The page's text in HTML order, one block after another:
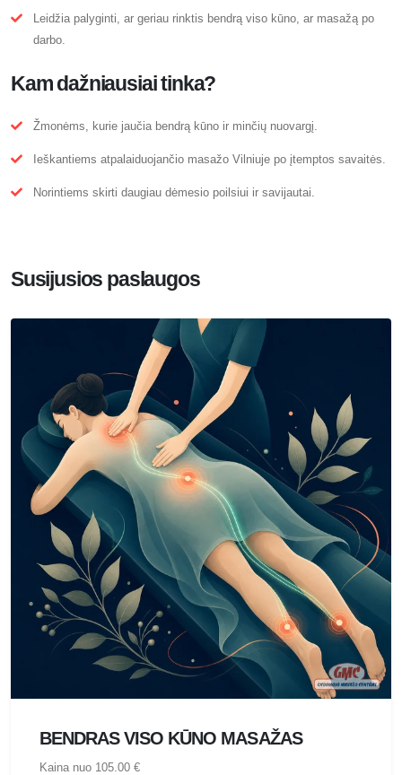
Leidžia palyginti, ar geriau rinktis bendrą viso kūno, ar masažą po
darbo.
Kam dažniausiai tinka?
Žmonėms, kurie jaučia bendrą kūno ir minčių nuovargį.
Ieškantiems atpalaiduojančio masažo Vilniuje po įtemptos savaitės.
Norintiems skirti daugiau dėmesio poilsiui ir savijautai.
Susijusios paslaugos
BENDRAS VISO KŪNO MASAŽAS
Kaina nuo 105.00 €